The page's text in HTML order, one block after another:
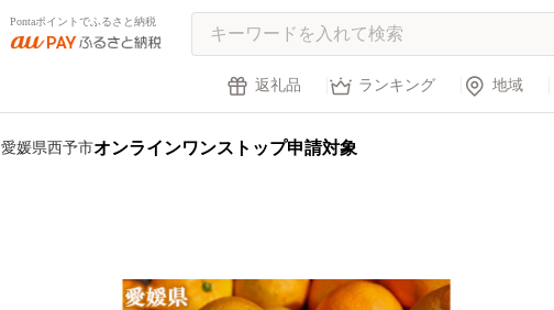
Pontaポイントでふるさと納税
返礼品 ランキング 地域
愛媛県西予市オンラインワンストップ申請対象